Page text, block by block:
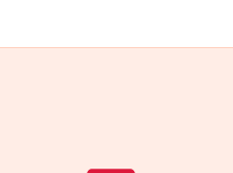
COLOR del producto